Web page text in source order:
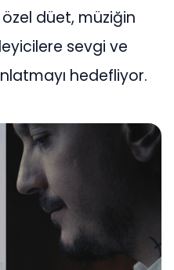
özel düet, müziğin
sevgi ve
hedefliyor.